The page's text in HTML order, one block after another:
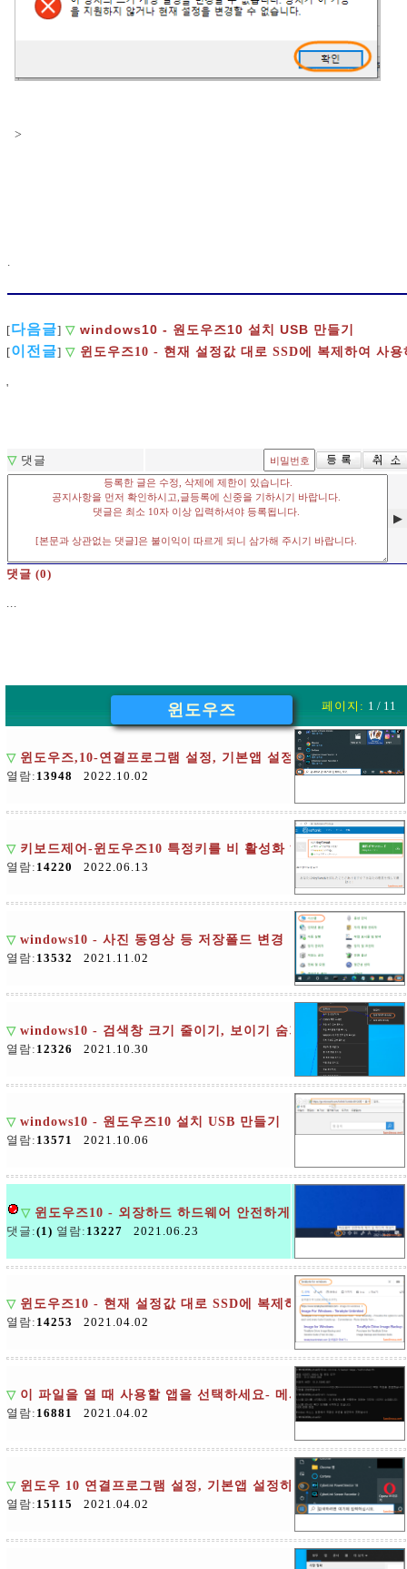
>
.
[다음글] ▽ windows10 - 원도우즈10 설치 USB 만들기
[이전글] ▽ 윈도우즈10 - 현재 설정값 대로 SSD에 복제하여 사용
'
▽ 댓글
▶
댓글 (0)
...
윈도우즈 페이지: 1 / 11
▽ 윈도우즈,10-연결프로그램 설정, 기본앱 설정 변경
열람: 13948 2022.10.02
▽ 키보드제어-윈도우즈10 특정키를 비 활성화 하는 방법
열람: 14220 2022.06.13
▽ windows10 - 사진 동영상 등 저장폴드 변경
열람: 13532 2021.11.02
▽ windows10 - 검색창 크기 줄이기, 보이기 숨기기
열람: 12326 2021.10.30
▽ windows10 - 원도우즈10 설치 USB 만들기
열람: 13571 2021.10.06
▽ 윈도우즈10 - 외장하드 하드웨어 안전하게 제거하기 설정
댓글:(1) 열람: 13227 2021.06.23
▽ 윈도우즈10 - 현재 설정값 대로 SSD에 복제하여 사용하기
열람: 14253 2021.04.02
▽ 이 파일을 열 때 사용할 앱을 선택하세요- 메시지 없애기
열람: 16881 2021.04.02
▽ 윈도우 10 연결프로그램 설정, 기본앱 설정하기
열람: 15115 2021.04.02